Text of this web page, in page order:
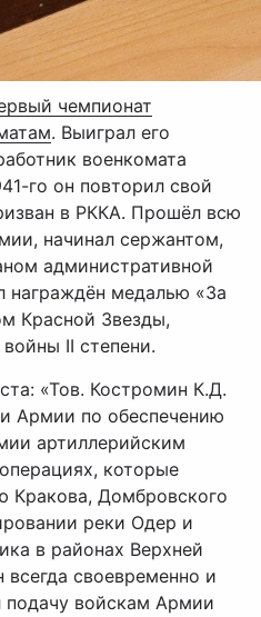
чемпионат
. Выиграл его
военкомата
го он повторил свой
в РККА. Прошёл всю
начинал сержантом,
административной
медалью «За
Красной Звезды,
II степени.
«Тов. Костромин К.Д.
Армии по обеспечению
артиллерийским
которые
Кракова, Домбровского
реки Одер и
в районах Верхней
своевременно и
подачу войскам Армии